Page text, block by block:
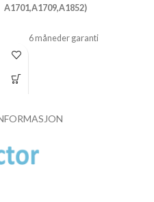
A1701,A1709,A1852)
6 måneder garanti